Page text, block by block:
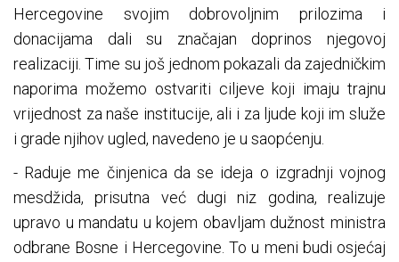
Hercegovine svojim dobrovoljnim prilozima i
donacijama dali su značajan doprinos njegovoj
realizaciji. Time su još jednom pokazali da zajedničkim
naporima možemo ostvariti ciljeve koji imaju trajnu
vrijednost za naše institucije, ali i za ljude koji im služe
i grade njihov ugled, navedeno je u saopćenju.
- Raduje me činjenica da se ideja o izgradnji vojnog
mesdžida, prisutna već dugi niz godina, realizuje
upravo u mandatu u kojem obavljam dužnost ministra
odbrane Bosne i Hercegovine. To u meni budi osjećaj